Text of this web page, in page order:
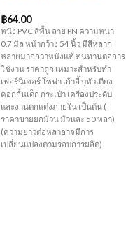
฿64.00
หนัง PVC สีพื้น ลาย PN ความหนา
0.7 มิล หน้ากว้าง 54 นิ้ว มีสีหลาก
หลายมากกว่าหนังแท้ ทนทานต่อการ
ใช้งาน ราคาถูก เหมาะสำหรับทำ
เฟอร์นิเจอร์ โซฟา เก้าอี้ บุหัวเตียง
คอกกั้นเด็ก กระเป๋า เครื่องประดับ
และงานตกแต่งภายใน เป็นต้น (
ราคาขายยกม้วน ม้วนละ 50 หลา)
(ความยาวต่อหลาอาจมีการ
เปลี่ยนแปลงตามรอบการผลิต)